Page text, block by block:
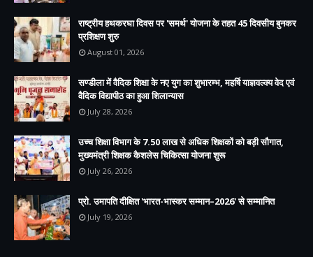
राष्ट्रीय हथकरघा दिवस पर 'समर्थ' योजना के तहत 45 दिवसीय बुनकर
प्रशिक्षण शुरु
August 01, 2026
सण्डीला में वैदिक शिक्षा के नए युग का शुभारम्भ, महर्षि याज्ञवल्क्य वेद एवं
वैदिक विद्यापीठ का हुआ शिलान्यास
July 28, 2026
उच्च शिक्षा विभाग के 7.50 लाख से अधिक शिक्षकों को बड़ी सौगात,
मुख्यमंत्री शिक्षक कैशलेस चिकित्सा योजना शुरू
July 26, 2026
प्रो. उमापति दीक्षित 'भारत-भास्कर सम्मान–2026' से सम्मानित
July 19, 2026